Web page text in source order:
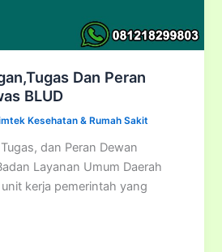
Dan Peran
BLUD
Kesehatan & Rumah Sakit
dan Peran Dewan
Layanan Umum Daerah
kerja pemerintah yang